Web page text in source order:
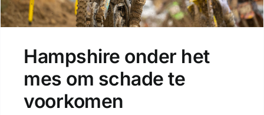
Hampshire onder het
mes om schade te
voorkomen